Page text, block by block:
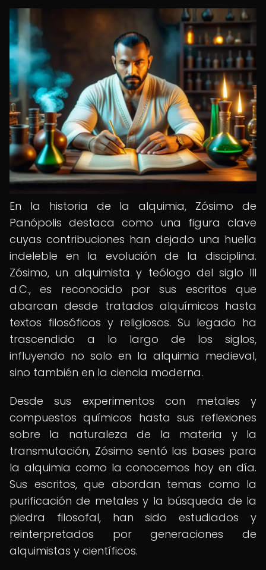
En la historia de la alquimia, Zósimo de
Panópolis destaca como una figura clave
cuyas contribuciones han dejado una huella
indeleble en la evolución de la disciplina.
Zósimo, un alquimista y teólogo del siglo III
d.C., es reconocido por sus escritos que
abarcan desde tratados alquímicos hasta
textos filosóficos y religiosos. Su legado ha
trascendido a lo largo de los siglos,
influyendo no solo en la alquimia medieval,
sino también en la ciencia moderna.
Desde sus experimentos con metales y
compuestos químicos hasta sus reflexiones
sobre la naturaleza de la materia y la
transmutación, Zósimo sentó las bases para
la alquimia como la conocemos hoy en día.
Sus escritos, que abordan temas como la
purificación de metales y la búsqueda de la
piedra filosofal, han sido estudiados y
reinterpretados por generaciones de
alquimistas y científicos.